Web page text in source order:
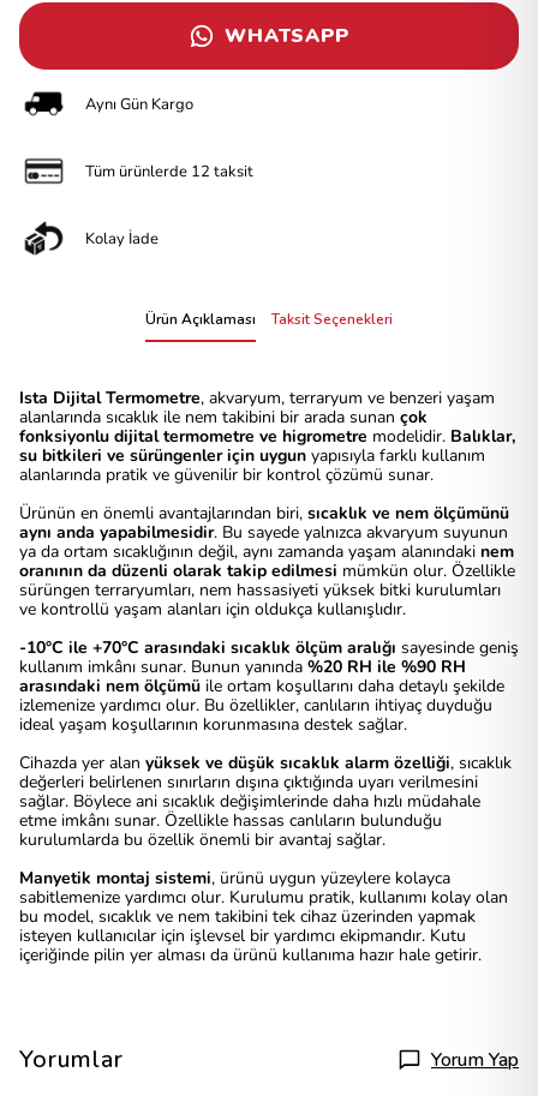
WHATSAPP
Aynı Gün Kargo
Tüm ürünlerde 12 taksit
Kolay İade
Ürün Açıklaması Taksit Seçenekleri
Ista Dijital Termometre, akvaryum, terraryum ve benzeri yaşam
alanlarında sıcaklık ile nem takibini bir arada sunan çok
fonksiyonlu dijital termometre ve higrometre modelidir. Balıklar,
su bitkileri ve sürüngenler için uygun yapısıyla farklı kullanım
alanlarında pratik ve güvenilir bir kontrol çözümü sunar.
Ürünün en önemli avantajlarından biri, sıcaklık ve nem ölçümünü
aynı anda yapabilmesidir. Bu sayede yalnızca akvaryum suyunun
ya da ortam sıcaklığının değil, aynı zamanda yaşam alanındaki nem
oranının da düzenli olarak takip edilmesi mümkün olur. Özellikle
sürüngen terraryumları, nem hassasiyeti yüksek bitki kurulumları
ve kontrollü yaşam alanları için oldukça kullanışlıdır.
-10°C ile +70°C arasındaki sıcaklık ölçüm aralığı sayesinde geniş
kullanım imkânı sunar. Bunun yanında %20 RH ile %90 RH
arasındaki nem ölçümü ile ortam koşullarını daha detaylı şekilde
izlemenize yardımcı olur. Bu özellikler, canlıların ihtiyaç duyduğu
ideal yaşam koşullarının korunmasına destek sağlar.
Cihazda yer alan yüksek ve düşük sıcaklık alarm özelliği, sıcaklık
değerleri belirlenen sınırların dışına çıktığında uyarı verilmesini
sağlar. Böylece ani sıcaklık değişimlerinde daha hızlı müdahale
etme imkânı sunar. Özellikle hassas canlıların bulunduğu
kurulumlarda bu özellik önemli bir avantaj sağlar.
Manyetik montaj sistemi, ürünü uygun yüzeylere kolayca
sabitlemenize yardımcı olur. Kurulumu pratik, kullanımı kolay olan
bu model, sıcaklık ve nem takibini tek cihaz üzerinden yapmak
isteyen kullanıcılar için işlevsel bir yardımcı ekipmandır. Kutu
içeriğinde pilin yer alması da ürünü kullanıma hazır hale getirir.
Yorumlar Yorum Yap